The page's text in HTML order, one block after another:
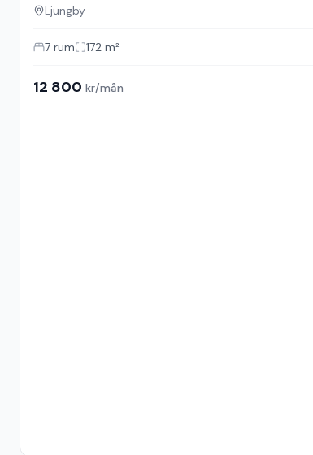
Ljungby
7 rum 172 m²
12 800 kr/mån